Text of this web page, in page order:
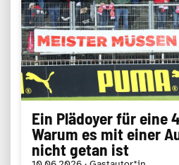
Ein Plädoyer für eine
Warum es mit einer
nicht getan ist